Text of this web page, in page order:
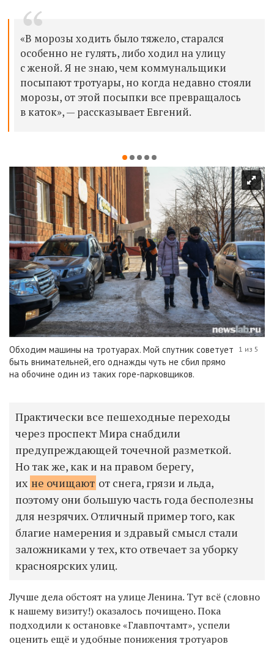
«В морозы ходить было тяжело, старался
особенно не гулять, либо ходил на улицу
с женой. Я не знаю, чем коммунальщики
посыпают тротуары, но когда недавно стояли
морозы, от этой посыпки все превращалось
в каток», — рассказывает Евгений.
Обходим машины на тротуарах. Мой спутник советует
быть внимательней, его однажды чуть не сбил прямо
на обочине один из таких горе-парковщиков.
1 из 5
Практически все пешеходные переходы
через проспект Мира снабдили
предупреждающей точечной разметкой.
Но так же, как и на правом берегу,
их не очищают от снега, грязи и льда,
поэтому они большую часть года бесполезны
для незрячих. Отличный пример того, как
благие намерения и здравый смысл стали
заложниками у тех, кто отвечает за уборку
красноярских улиц.
Лучше дела обстоят на улице Ленина. Тут всё (словно
к нашему визиту!) оказалось почищено. Пока
подходили к остановке «Главпочтамт», успели
оценить ещё и удобные понижения тротуаров